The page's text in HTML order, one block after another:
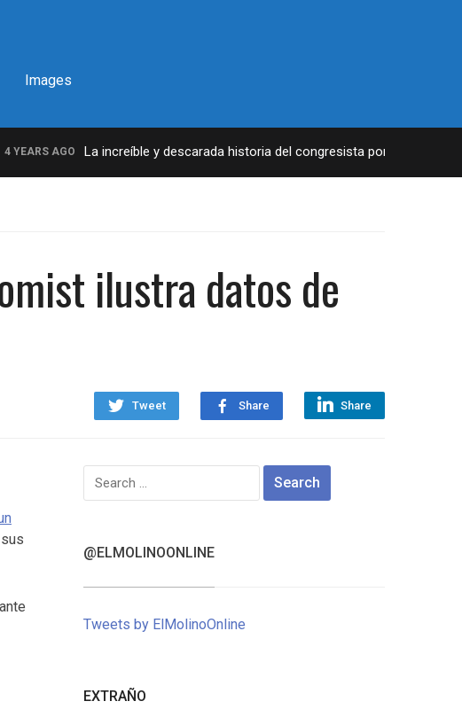
Images
AGO La increíble y descarada historia del congresista por NY George
ilustra datos de
Tweet Share Share
Search
for:
@ELMOLINOONLINE
Tweets by ElMolinoOnline
EXTRAÑO